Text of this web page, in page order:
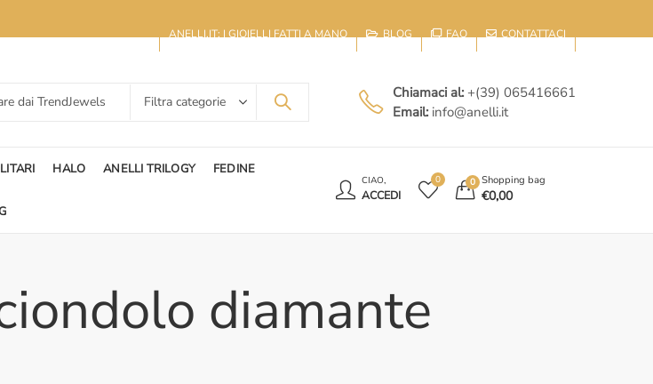
ANELLI.IT: I GIOIELLI FATTI A MANO BLOG FAQ CONTATTACI
Chiamaci al: +(39) 065416661
Email: info@anelli.it
HALO ANELLI TRILOGY FEDINE
CIAO,
ACCEDI
0 0 Shopping bag
€0,00
diamante